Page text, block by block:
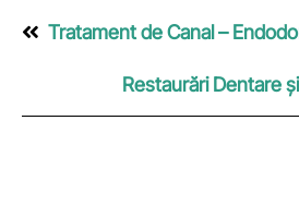
Tratament de Canal –
Restaurări Dentare